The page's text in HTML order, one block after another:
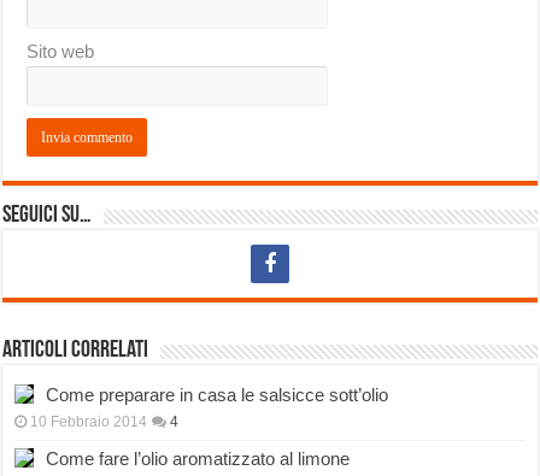
Sito web
Seguici su…
Articoli correlati
Come preparare in casa le salsicce sott’olio
10 Febbraio 2014 4
Come fare l’olio aromatizzato al limone